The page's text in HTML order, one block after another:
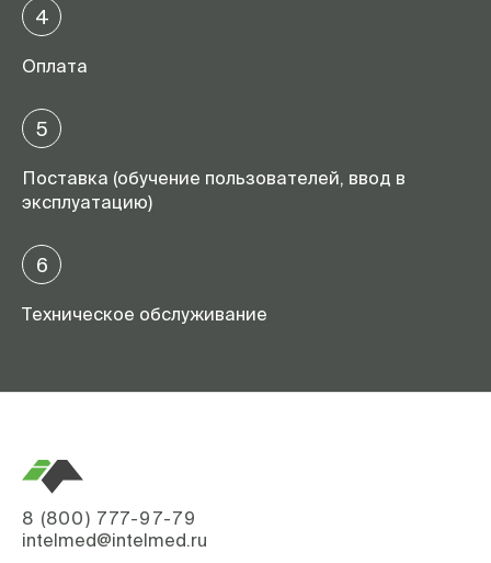
4
Оплата
5
Поставка (обучение пользователей, ввод в
эксплуатацию)
6
Техническое обслуживание
8 (800) 777-97-79
intelmed@intelmed.ru